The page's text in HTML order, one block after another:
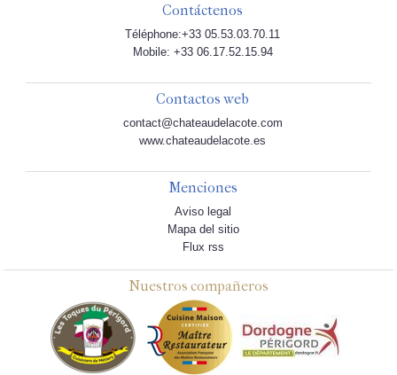
Contáctenos
Téléphone:+33 05.53.03.70.11
Mobile: +33 06.17.52.15.94
Contactos web
contact@chateaudelacote.com
www.chateaudelacote.es
Menciones
Aviso legal
Mapa del sitio
Flux rss
Nuestros compañeros